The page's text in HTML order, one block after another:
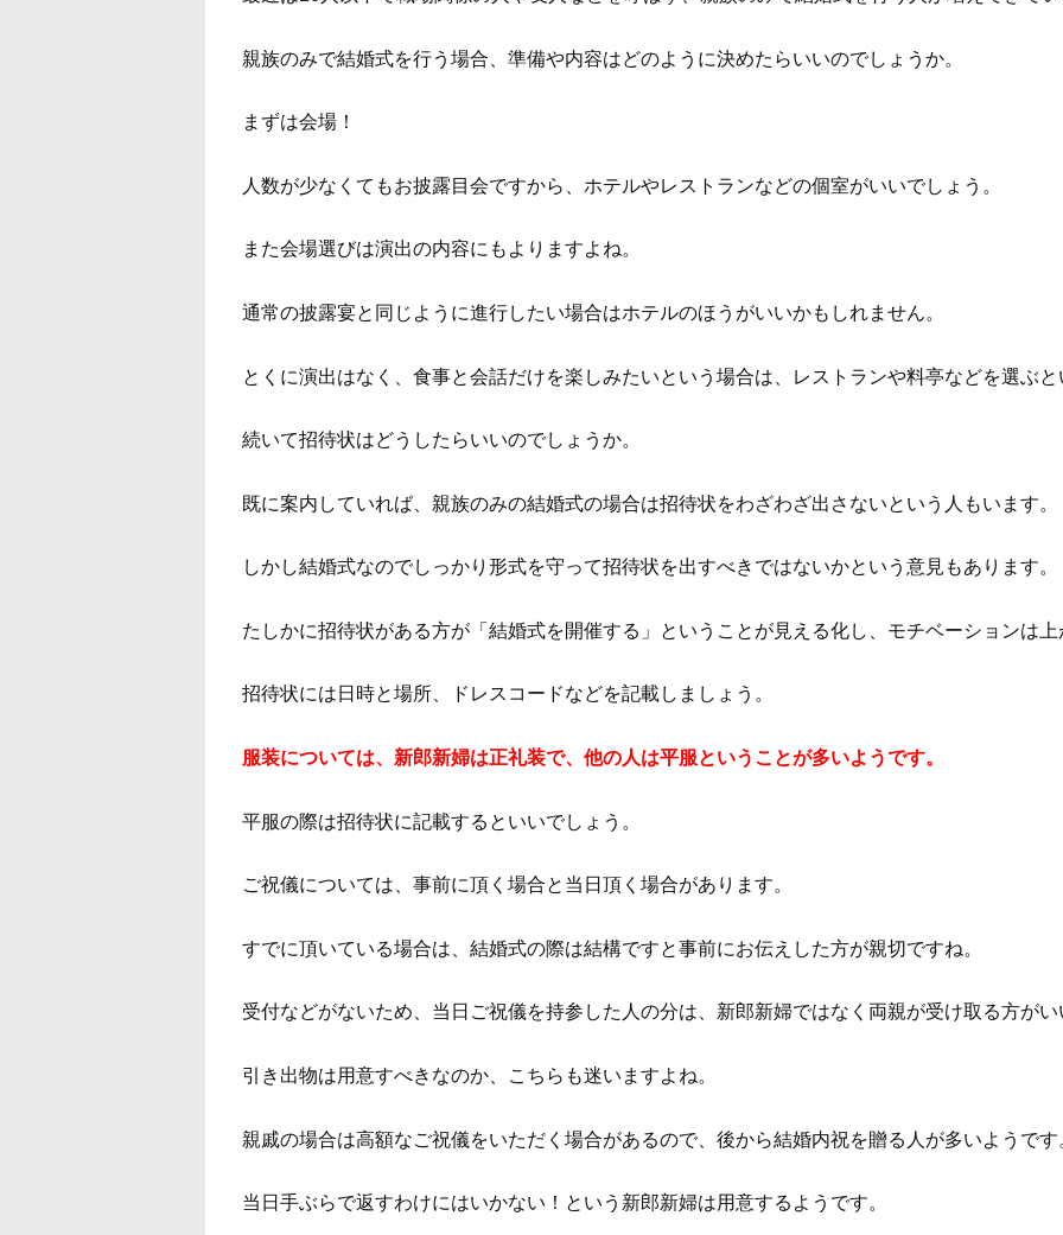
親族のみで結婚式を行う場合、準備や内容はどのように決めたらいいのでしょうか。
まずは会場！
人数が少なくてもお披露目会ですから、ホテルやレストランなどの個室がいいでしょう。
また会場選びは演出の内容にもよりますよね。
通常の披露宴と同じように進行したい場合はホテルのほうがいいかもしれません。
とくに演出はなく、食事と会話だけを楽しみたいという場合は、レストランや料亭などを選ぶ
続いて招待状はどうしたらいいのでしょうか。
既に案内していれば、親族のみの結婚式の場合は招待状をわざわざ出さないという人もいます。
しかし結婚式なのでしっかり形式を守って招待状を出すべきではないかという意見もあります。
たしかに招待状がある方が「結婚式を開催する」ということが見える化し、モチベーションは
招待状には日時と場所、ドレスコードなどを記載しましょう。
服装については、新郎新婦は正礼装で、他の人は平服ということが多いようです。
平服の際は招待状に記載するといいでしょう。
ご祝儀については、事前に頂く場合と当日頂く場合があります。
すでに頂いている場合は、結婚式の際は結構ですと事前にお伝えした方が親切ですね。
受付などがないため、当日ご祝儀を持参した人の分は、新郎新婦ではなく両親が受け取る方が
引き出物は用意すべきなのか、こちらも迷いますよね。
親戚の場合は高額なご祝儀をいただく場合があるので、後から結婚内祝を贈る人が多いようです
当日手ぶらで返すわけにはいかない！という新郎新婦は用意するようです。